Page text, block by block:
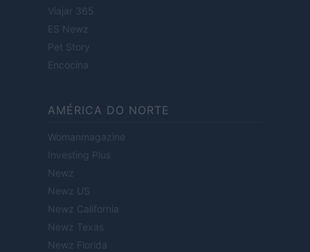
Viajar 365
ES Newz
Pet Story
Encocina
AMÉRICA DO NORTE
Womanmagazine
Investing Plus
Newz
Newz US
Newz California
Newz Texas
Newz Florida